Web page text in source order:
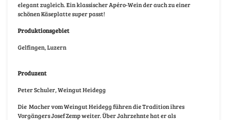
elegant zugleich. Ein klassischer Apéro-Wein der auch zu einer
schönen Käseplatte super passt!
Produktionsgebiet
Gelfingen, Luzern
Produzent
Peter Schuler, Weingut Heidegg
Die Macher vom Weingut Heidegg führen die Tradition ihres
Vorgängers Josef Zemp weiter. Über Jahrzehnte hat er als